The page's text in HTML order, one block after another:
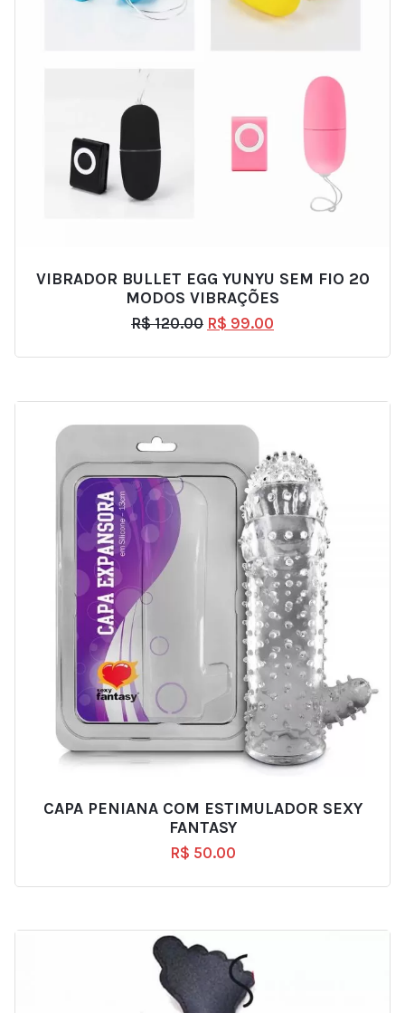
VIBRADOR BULLET EGG YUNYU SEM FIO 20
MODOS VIBRAÇÕES
R$120.00 R$ 99.00
CAPA PENIANA COM ESTIMULADOR SEXY
FANTASY
R$ 50.00